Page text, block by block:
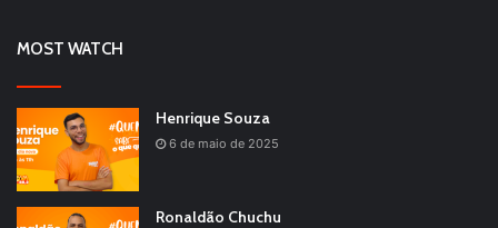
MOST WATCH
Henrique Souza
6 de maio de 2025
Ronaldão Chuchu